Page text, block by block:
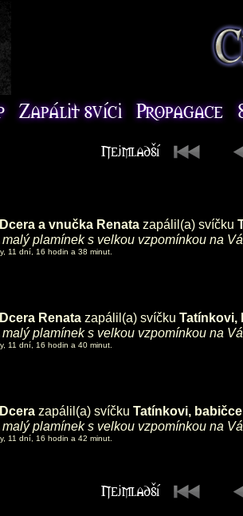
Dcera a vnučka Renata zapálil(a) svíčku
plamínek s velkou vzpomínkou na
11 dní, 16 hodin a 38 minut.
Dcera Renata zapálil(a) svíčku Tatínkovi,
plamínek s velkou vzpomínkou na
11 dní, 16 hodin a 40 minut.
Dcera zapálil(a) svíčku Tatínkovi,
plamínek s velkou vzpomínkou na
11 dní, 16 hodin a 42 minut.